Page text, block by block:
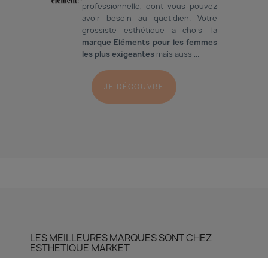
professionnelle, dont vous pouvez
avoir besoin au quotidien. Votre
grossiste esthétique a choisi la
marque Eléments pour les femmes
les plus exigeantes mais aussi...
JE DÉCOUVRE
LES MEILLEURES MARQUES SONT CHEZ
ESTHETIQUE MARKET